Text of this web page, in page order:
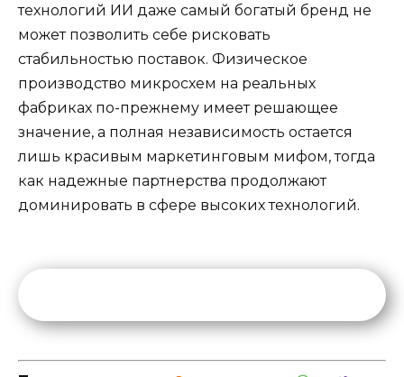
технологий ИИ даже самый богатый бренд не
может позволить себе рисковать
стабильностью поставок. Физическое
производство микросхем на реальных
фабриках по-прежнему имеет решающее
значение, а полная независимость остается
лишь красивым маркетинговым мифом, тогда
как надежные партнерства продолжают
доминировать в сфере высоких технологий.